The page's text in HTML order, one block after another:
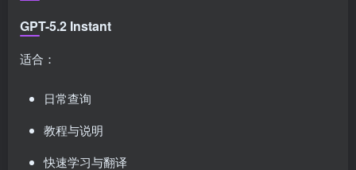
GPT-5.2 Instant
适合：
日常查询
教程与说明
快速学习与翻译